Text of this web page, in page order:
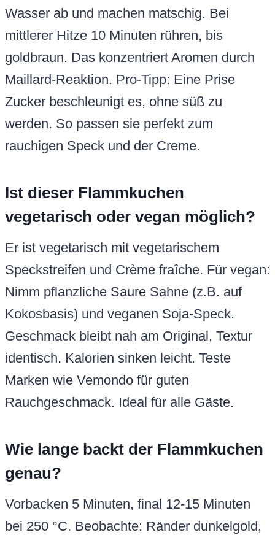
Wasser ab und machen matschig. Bei
mittlerer Hitze 10 Minuten rühren, bis
goldbraun. Das konzentriert Aromen durch
Maillard-Reaktion. Pro-Tipp: Eine Prise
Zucker beschleunigt es, ohne süß zu
werden. So passen sie perfekt zum
rauchigen Speck und der Creme.
Ist dieser Flammkuchen
vegetarisch oder vegan möglich?
Er ist vegetarisch mit vegetarischem
Speckstreifen und Crème fraîche. Für vegan:
Nimm pflanzliche Saure Sahne (z.B. auf
Kokosbasis) und veganen Soja-Speck.
Geschmack bleibt nah am Original, Textur
identisch. Kalorien sinken leicht. Teste
Marken wie Vemondo für guten
Rauchgeschmack. Ideal für alle Gäste.
Wie lange backt der Flammkuchen
genau?
Vorbacken 5 Minuten, final 12-15 Minuten
bei 250 °C. Beobachte: Ränder dunkelgold,